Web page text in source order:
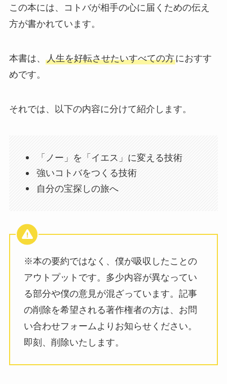
この本には、コトバが相手の心に届くための伝え
方が書かれています。
本書は、 人生を好転させたいすべての方におすす
めです。
それでは、以下の内容に分けて紹介します。
「ノー」を「イエス」に変える技術
強いコトバをつくる技術
自分の宝探しの旅へ
※本の要約ではなく、僕が吸収したことの
アウトプットです。多少内容が異なってい
る部分や僕の意見が混ざっています。記事
の削除を希望される著作権者の方は、お問
い合わせフォームよりお知らせください。
即刻、削除いたします。